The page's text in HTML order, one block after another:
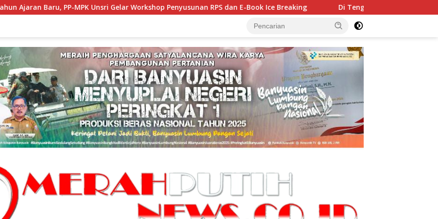
Gelar Workshop Penyusunan RPS dan E-Book Ice Breaking Di Tengah Pesta Pernikahan, Kades Galang Tinggi Edi